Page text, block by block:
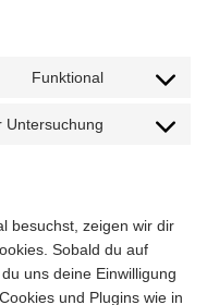
Funktional
Consent
service
Untersuchung
Consent
besuchst, zeigen wir dir
Sobald du auf
uns deine Einwilligung
und Plugins wie in